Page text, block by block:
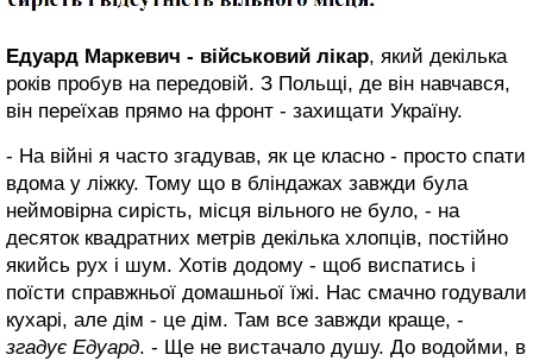
Едуард Маркевич - військовий лікар, який декілька
років пробув на передовій. З Польщі, де він навчався,
він переїхав прямо на фронт - захищати Україну.
- На війні я часто згадував, як це класно - просто спати
вдома у ліжку. Тому що в бліндажах завжди була
неймовірна сирість, місця вільного не було, - на
десяток квадратних метрів декілька хлопців, постійно
якийсь рух і шум. Хотів додому - щоб виспатись і
поїсти справжньої домашньої їжі. Нас смачно годували
кухарі, але дім - це дім. Там все завжди краще, -
згадує Едуард. - Ще не вистачало душу. До водойми, в